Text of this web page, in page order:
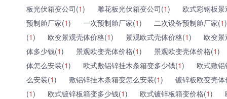
板光伏箱变公司(1) 雕花板光伏箱变公司(1)
欧式彩钢板
预制舱厂家(1) 一次预制舱厂家(1) 二次设备预制舱厂家(1)
(1) 欧变景观壳体价格(1) 景观欧式壳体价格(1)
欧变
体多少钱(1) 景观欧变壳体价格(1) 景观欧变壳体价格(1)
体怎么安装(1) 欧式敷铝锌挂木条箱变多少钱(1)
欧式敷
么安装(1) 敷铝锌挂木条箱变怎么安装(1)
镀锌板欧变壳
(1) 欧式镀锌板箱变多少钱(1) 欧式镀锌板箱变价格(1)